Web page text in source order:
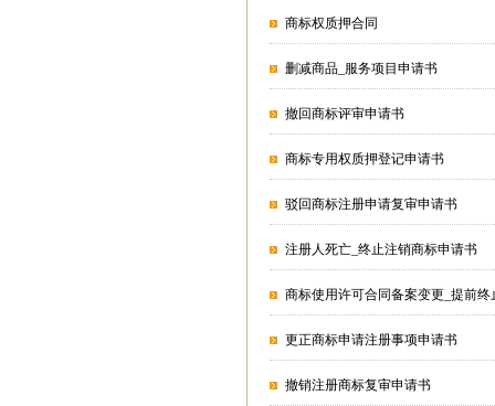
商标权质押合同
删减商品_服务项目申请书
撤回商标评审申请书
商标专用权质押登记申请书
驳回商标注册申请复审申请书
注册人死亡_终止注销商标申请书
商标使用许可合同备案变更_提前终
更正商标申请注册事项申请书
撤销注册商标复审申请书